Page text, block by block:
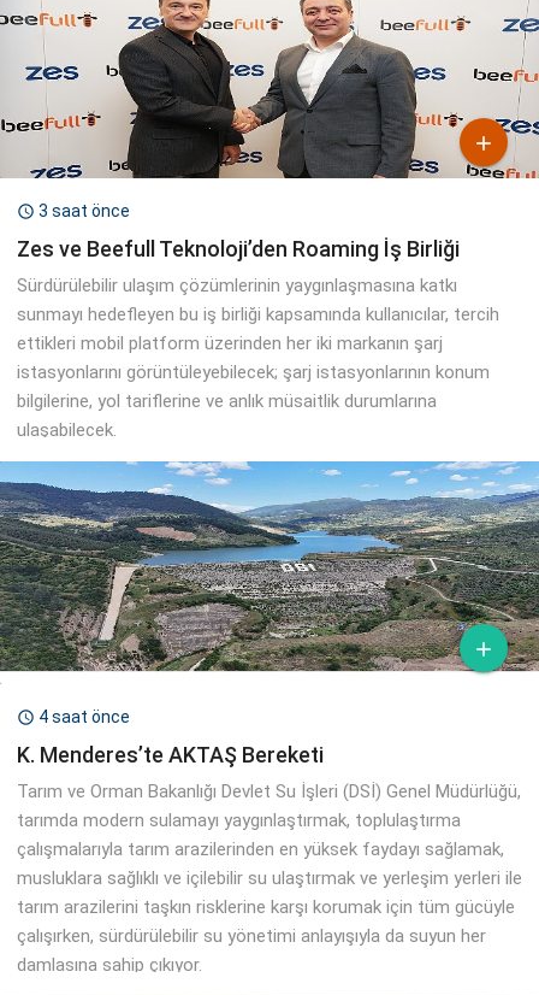

 3 saat önce
Zes ve Beefull Teknoloji’den Roaming İş Birliği
Sürdürülebilir ulaşım çözümlerinin yaygınlaşmasına katkı
sunmayı hedefleyen bu iş birliği kapsamında kullanıcılar, tercih
ettikleri mobil platform üzerinden her iki markanın şarj
istasyonlarını görüntüleyebilecek; şarj istasyonlarının konum
bilgilerine, yol tariflerine ve anlık müsaitlik durumlarına
ulaşabilecek.

 4 saat önce
K. Menderes’te AKTAŞ Bereketi
Tarım ve Orman Bakanlığı Devlet Su İşleri (DSİ) Genel Müdürlüğü,
tarımda modern sulamayı yaygınlaştırmak, toplulaştırma
çalışmalarıyla tarım arazilerinden en yüksek faydayı sağlamak,
musluklara sağlıklı ve içilebilir su ulaştırmak ve yerleşim yerleri ile
tarım arazilerini taşkın risklerine karşı korumak için tüm gücüyle
çalışırken, sürdürülebilir su yönetimi anlayışıyla da suyun her
damlasına sahip çıkıyor.